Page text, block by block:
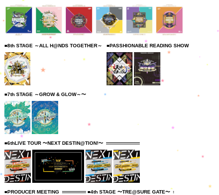
■8th STAGE ～ALL H@NDS TOGETHER～ ■PASSHIONABLE READING SHOW
■7th STAGE ～GROW & GLOW～〜
■6thLIVE TOUR 〜NEXT DESTIN@TION!〜
■PRODUCER MEETING ■4th STAGE 〜TRE@SURE GATE〜